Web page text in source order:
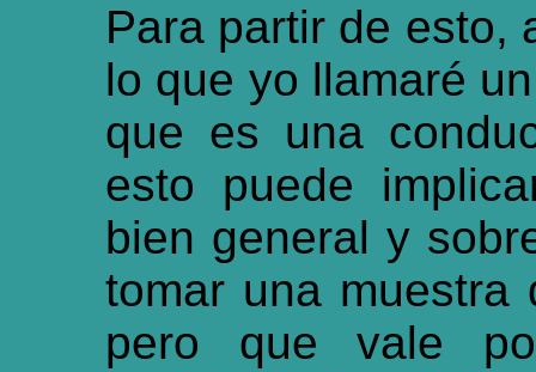
Para partir de esto,
lo que yo llamaré
que es una
esto puede
bien general y
tomar una
pero que vale